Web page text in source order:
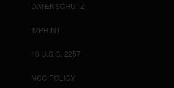
DATENSCHUTZ
IMPRINT
18 U.S.C. 2257
NCC POLICY